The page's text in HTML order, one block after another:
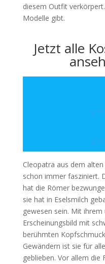
diesem Outfit
Modelle gibt.
Jetzt alle
Cleopatra aus dem
schon immer fasziniert.
hat die Römer
sie hat in Eselsmilch
gewesen sein. Mit
Erscheinungsbild mit
berühmten
Gewändern ist sie für
geblieben. Vor allem die